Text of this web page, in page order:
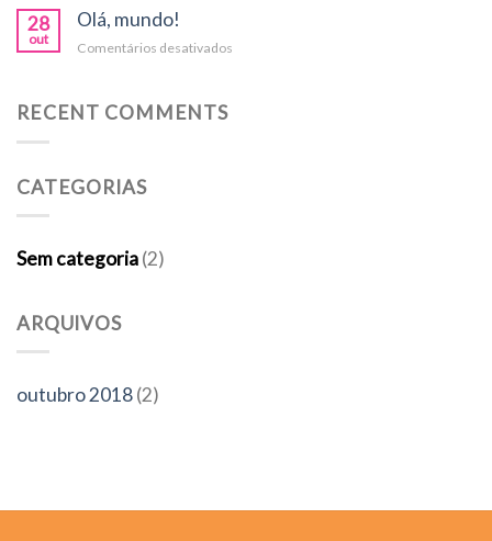
28
out
Olá, mundo!
Comentários desativados
RECENT COMMENTS
CATEGORIAS
Sem categoria(2)
ARQUIVOS
outubro 2018(2)